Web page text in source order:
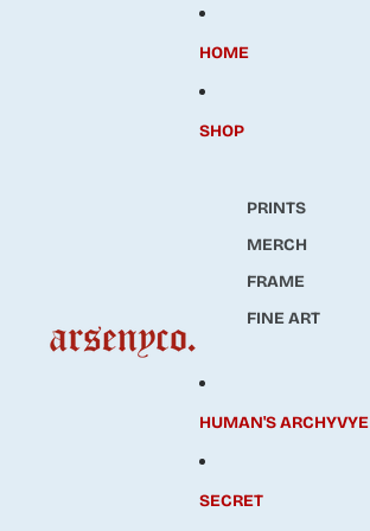
HOME
SHOP
PRINTS
MERCH
FRAME
FINE ART
HUMAN'S ARCHYVYE
SECRET